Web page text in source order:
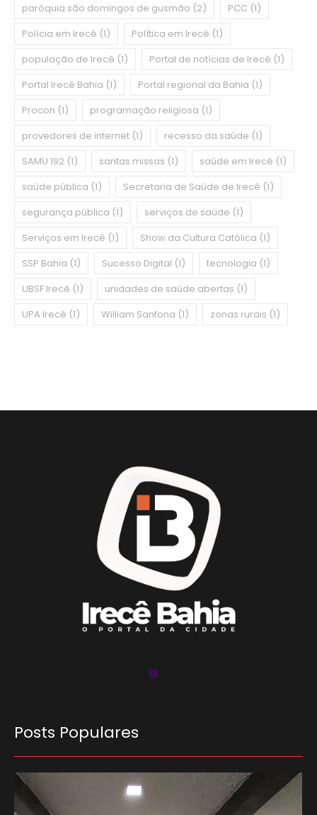
paróquia são domingos de gusmão (2) PCC (1)
Polícia em Irecê (1) Política em Irecê (1)
população de Irecê (1) Portal de notícias de Irecê (1)
Portal Irecê Bahia (1) Portal regional da Bahia (1)
Procon (1) programação religiosa (1)
provedores de internet (1) recesso da saúde (1)
SAMU 192 (1) santas missas (1) saúde em Irecê (1)
saúde pública (1) Secretaria de Saúde de Irecê (1)
segurança pública (1) serviços de saúde (1)
Serviços em Irecê (1) Show da Cultura Católica (1)
SSP Bahia (1) Sucesso Digital (1) tecnologia (1)
UBSF Irecê (1) unidades de saúde abertas (1)
UPA Irecê (1) William Sanfona (1) zonas rurais (1)
Posts Populares